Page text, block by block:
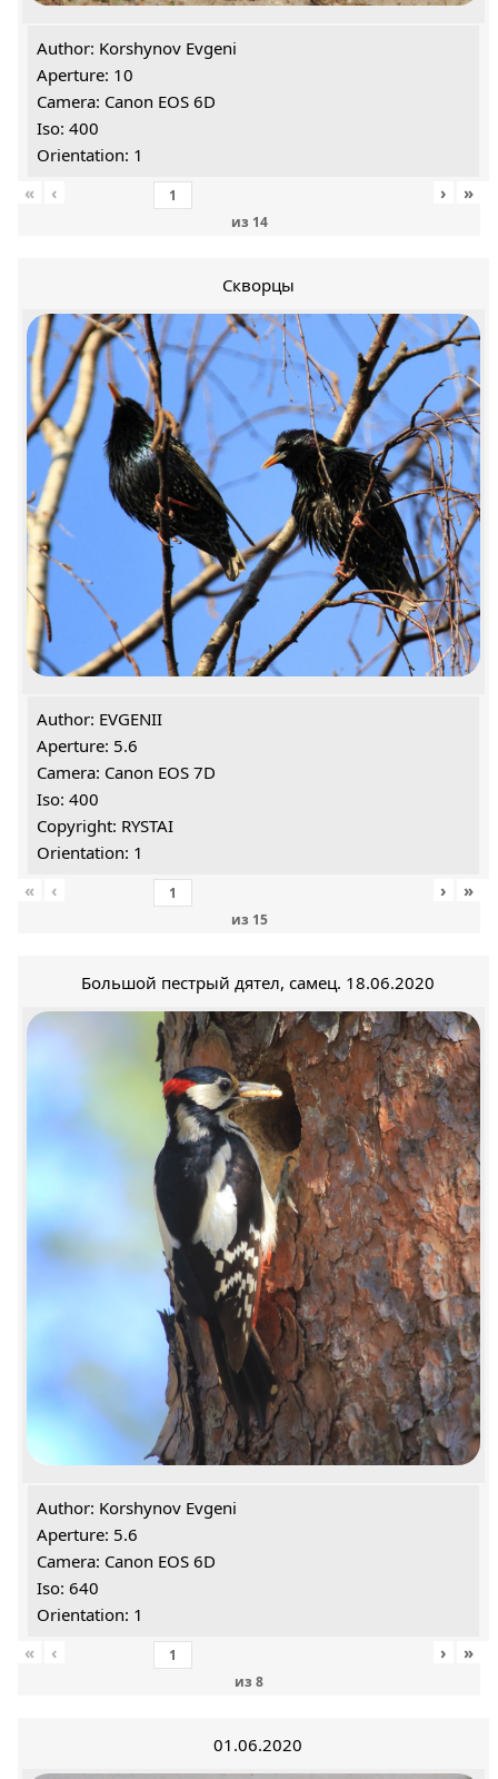
Author: Korshynov Evgeni
Aperture: 10
Camera: Canon EOS 6D
Iso: 400
Orientation: 1
«
‹
из 14
› »
Скворцы
Author: EVGENII
Aperture: 5.6
Camera: Canon EOS 7D
Iso: 400
Copyright: RYSTAI
Orientation: 1
«
‹
из 15
› »
Большой пестрый дятел, самец. 18.06.2020
Author: Korshynov Evgeni
Aperture: 5.6
Camera: Canon EOS 6D
Iso: 640
Orientation: 1
«
‹
из 8
› »
01.06.2020